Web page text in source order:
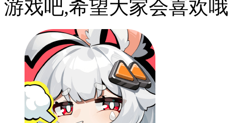
游戏吧,希望大家会喜欢